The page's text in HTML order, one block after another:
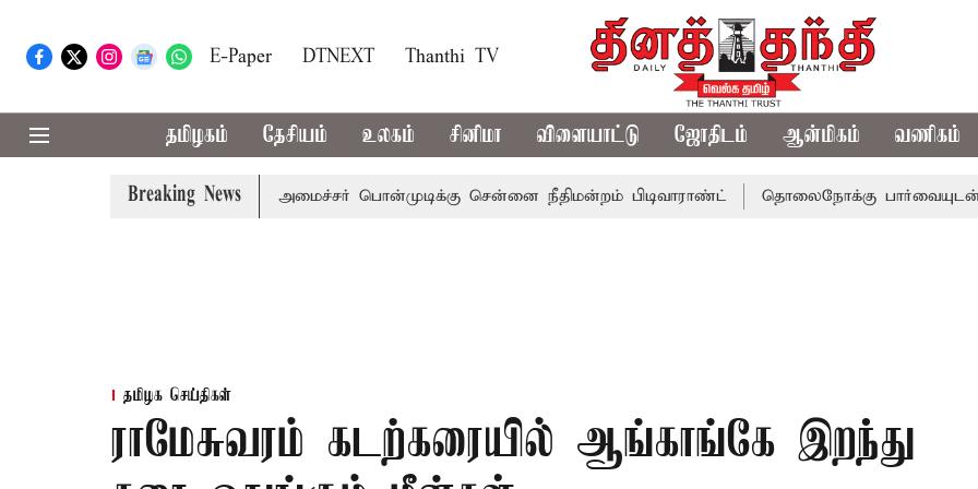
E-Paper DTNEXT Thanthi TV
தமிழகம் தேசியம் உலகம் சினிமா விளையாட்டு ஜோதிடம் ஆன்மிகம் வணிகம்
Breaking News
முன்னாள் அமைச்சர் பொன்முடிக்கு சென்னை நீதிமன்றம் பிடிவாராண்ட் தொலைநோக்கு பார்வையுடன் கூடிய
தமிழக செய்திகள்
ராமேசுவரம் கடற்கரையில் ஆங்காங்கே இறந்து